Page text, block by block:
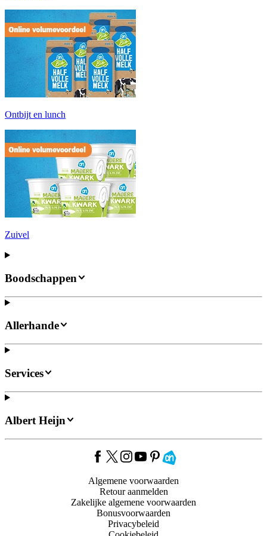
Ontbijt en lunch
Zuivel
Boodschappen
Allerhande
Services
Albert Heijn
Algemene voorwaarden
Retour aanmelden
Zakelijke algemene voorwaarden
Bonusvoorwaarden
Privacybeleid